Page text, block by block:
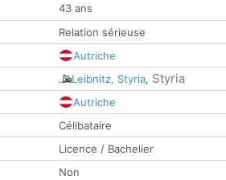
43 ans
Relation sérieuse
Autriche
Leibnitz, Styria, Styria
Autriche
Célibataire
Licence / Bachelier
Non